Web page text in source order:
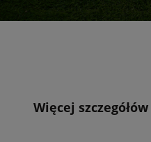
Więcej szczegółów